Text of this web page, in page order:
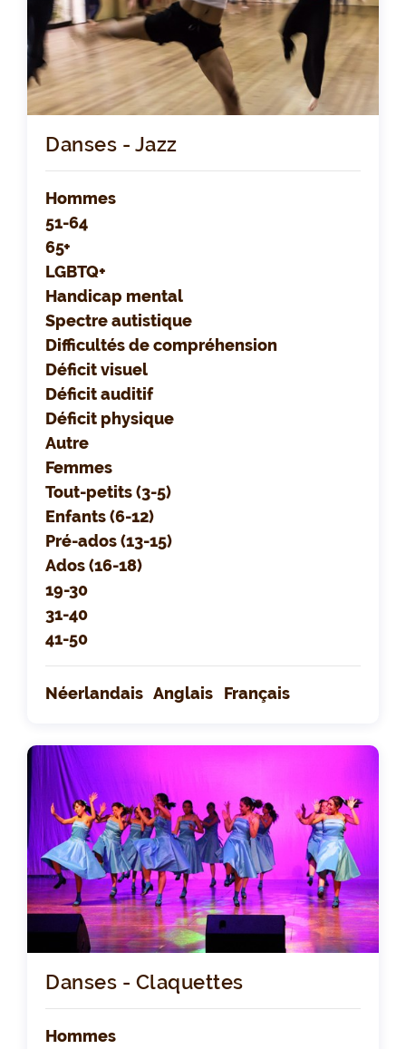
Danses - Jazz
Hommes
51-64
65+
LGBTQ+
Handicap mental
Spectre autistique
Difficultés de compréhension
Déficit visuel
Déficit auditif
Déficit physique
Autre
Femmes
Tout-petits (3-5)
Enfants (6-12)
Pré-ados (13-15)
Ados (16-18)
19-30
31-40
41-50
Néerlandais Anglais Français
Danses - Claquettes
Hommes